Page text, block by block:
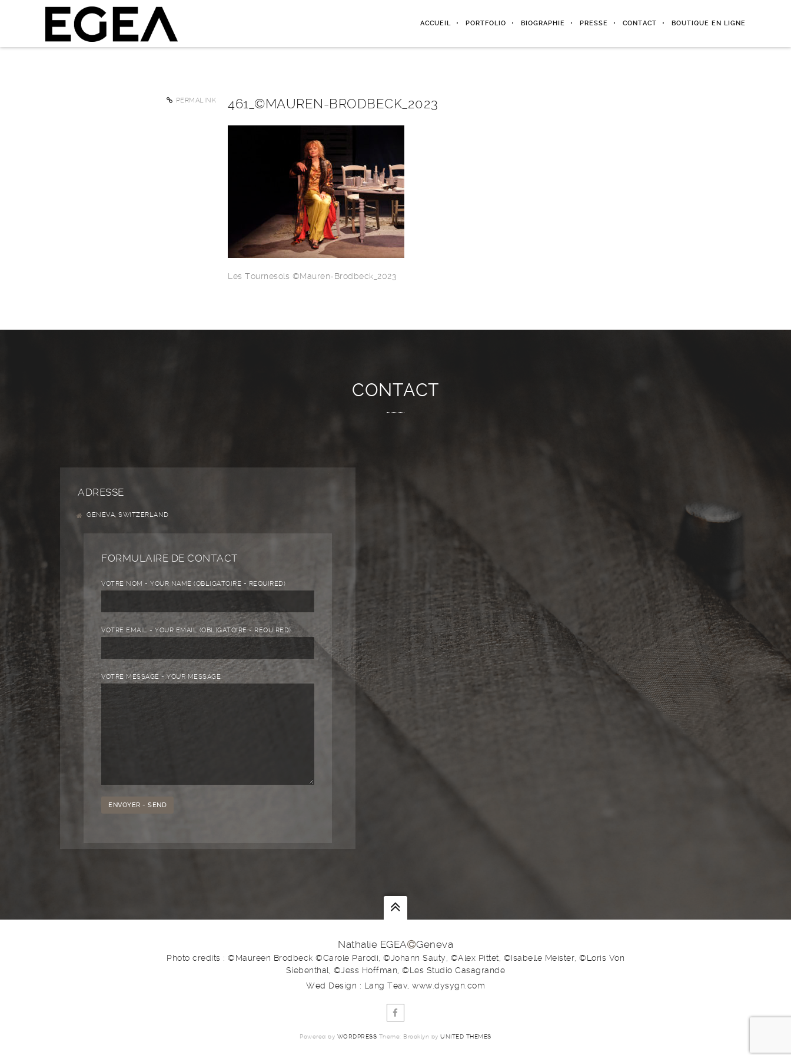
ACCUEIL PORTFOLIO BIOGRAPHIE PRESSE CONTACT BOUTIQUE EN LIGNE
PERMALINK 461_©MAUREN-BRODBECK_2023
Les Tournesols ©Mauren-Brodbeck_2023
CONTACT
ADRESSE
GENEVA, SWITZERLAND
FORMULAIRE DE CONTACT
VOTRE NOM - YOUR NAME (OBLIGATOIRE - REQUIRED)
VOTRE EMAIL - YOUR EMAIL (OBLIGATOIRE - REQUIRED)
VOTRE MESSAGE - YOUR MESSAGE
Nathalie EGEA Geneva
Photo credits : ©Maureen Brodbeck ©Carole Parodi, ©Johann Sauty, ©Alex Pittet, ©Isabelle Meister, ©Loris Von
Siebenthal, ©Jess Hoffman, ©Les Studio Casagrande
Wed Design : Lang Teav, www.dysygn.com
Powered by WORDPRESS Theme: Brooklyn byUNITED THEMES